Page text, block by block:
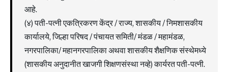
आहे.
(४) पती-पत्नी एकत्रिकरण केंद्र / राज्य, शासकीय / निमशासकीय
कार्यालये, जिल्हा परिषद / पंचायत समिती/ मंडळ / महामंडळ,
नगरपालिका/ महानगरपालिका अथवा शासकीय शैक्षणिक संस्थेमध्ये
(शासकीय अनुदानीत खाजगी शिक्षणसंस्था नव्हे) कार्यरत पती-पत्नी.